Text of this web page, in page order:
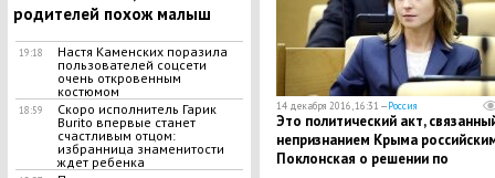
родителей похож малыш
19:18
Настя Каменских поразила
пользователей соцсети
очень откровенным
костюмом
18:59
Скоро исполнитель Гарик
Burito впервые станет
счастливым отцом:
избранница знаменитости
ждет ребенка
14 декабря 2016, 16:31 —Россия
Это политический акт,
непризнанием Крыма
Поклонская о решении по